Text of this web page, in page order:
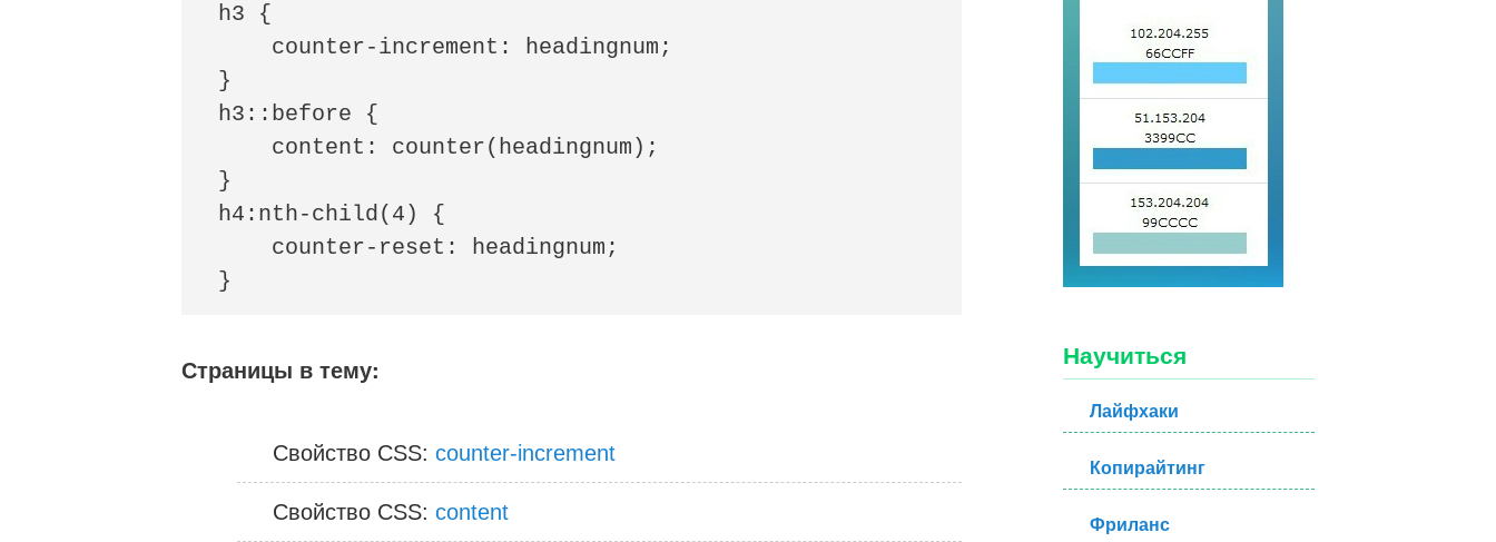
h3 {
    counter-increment: headingnum;
}
h3::before {
    content: counter(headingnum);
}
h4:nth-child(4) {
    counter-reset: headingnum;
}
Страницы в тему:
Свойство CSS:counter-increment
Свойство CSS:content
Научиться
Лайфхаки
Копирайтинг
Фриланс